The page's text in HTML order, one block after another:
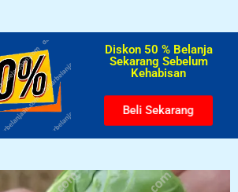
Diskon 50 % Belanja
Sekarang Sebelum
Kehabisan​
Beli Sekarang